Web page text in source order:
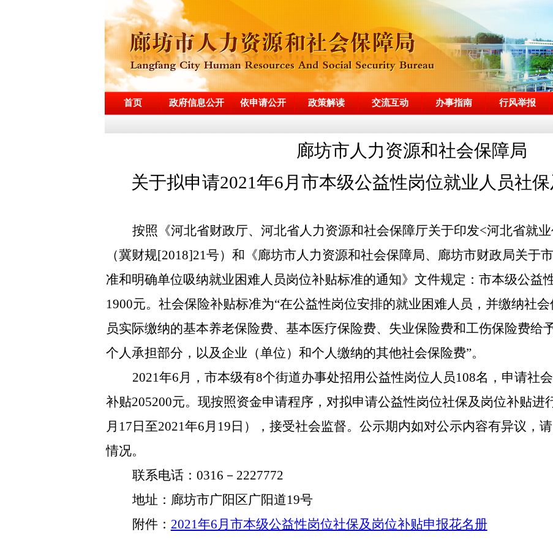
首页 政府信息公开 依申请公开 政策解读 交流互动 办事指南 行风举报